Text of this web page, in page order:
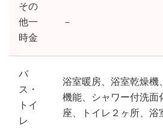
その
他一
時金
－
バ
ス・
トイ
レ
浴室暖房、浴室乾燥機
機能、シャワー付洗面
座、トイレ２ヶ所、浴